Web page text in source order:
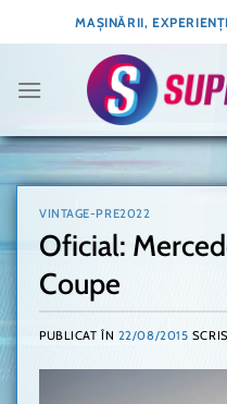
to
MAȘINĂRII,
VINTAGE-PRE2022
Oficial:
Coupe
PUBLICAT ÎN 22/08/2015